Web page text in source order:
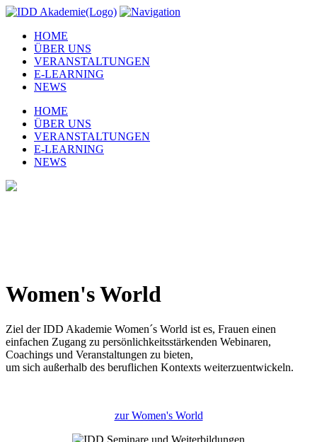
HOME
ÜBER UNS
VERANSTALTUNGEN
E-LEARNING
NEWS
HOME
ÜBER UNS
VERANSTALTUNGEN
E-LEARNING
NEWS
Women's World
Ziel der IDD Akademie Women´s World ist es, Frauen einen
einfachen Zugang zu persönlichkeitsstärkenden Webinaren,
Coachings und Veranstaltungen zu bieten,
um sich außerhalb des beruflichen Kontexts weiterzuentwickeln.
zur Women's World